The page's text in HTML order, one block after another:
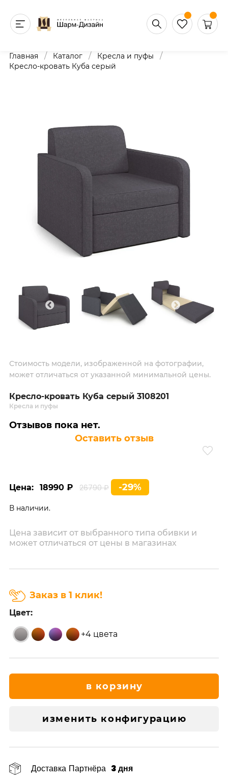
Главная / Каталог / Кресла и пуфы /
Кресло-кровать Куба серый
Стоимость модели, изображенной на фотографии,
может отличаться от указанной минимальной цены.
Кресло-кровать Куба серый 3108201
Кресла и пуфы
Отзывов пока нет.
Оставить отзыв
Цена: 18990 ₽ 26790 ₽ -29%
В наличии.
Цена зависит от выбранного типа обивки и
может отличаться от цены в магазинах
Заказ в 1 клик!
Цвет:
+4 цвета
в корзину
изменить конфигурацию
Доставка Партнёра 3 дня